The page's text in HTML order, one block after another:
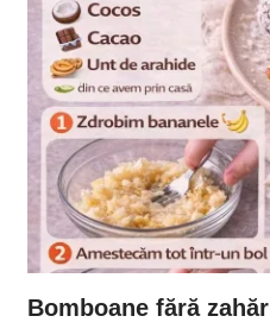
Bomboane fără zahăr